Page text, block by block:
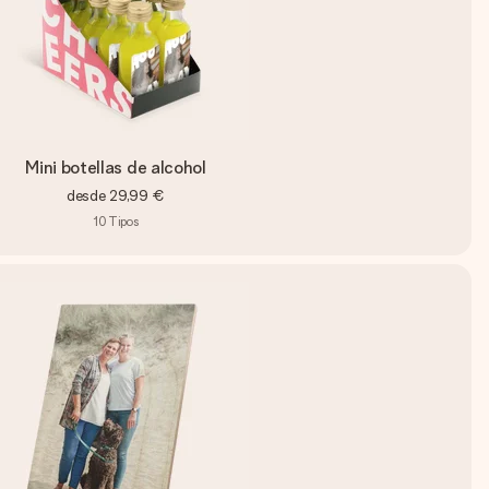
Mini botellas de alcohol
desde 29,99 €
10 Tipos